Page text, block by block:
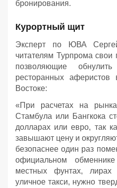
бронирования.
Курортный щит
Эксперт по ЮВА
читателям Турпрома
позволяющие
ресторанных
Востоке:
«При расчетах на
Стамбула или Бангкока
долларах или евро, так
завышают цену и
безопаснее один раз
официальном
местных фунтах,
уличное такси, нужно